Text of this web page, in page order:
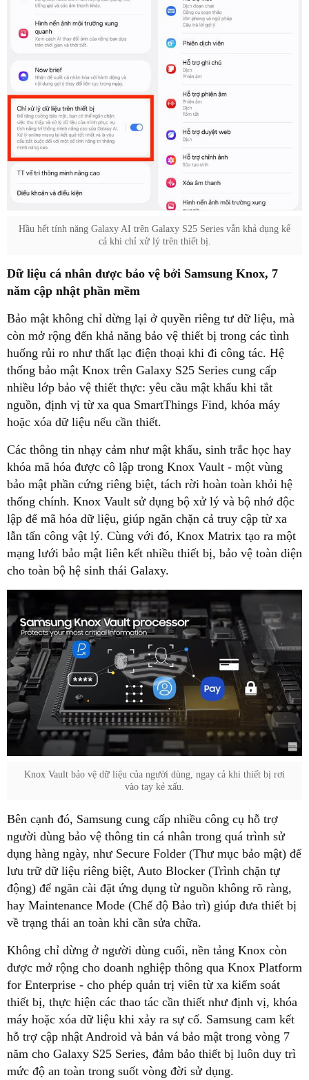
Hầu hết tính năng Galaxy AI trên Galaxy S25 Series vẫn khả dụng kể
cả khi chỉ xử lý trên thiết bị.
Dữ liệu cá nhân được bảo vệ bởi Samsung Knox, 7
năm cập nhật phần mềm
Bảo mật không chỉ dừng lại ở quyền riêng tư dữ liệu, mà
còn mở rộng đến khả năng bảo vệ thiết bị trong các tình
huống rủi ro như thất lạc điện thoại khi đi công tác. Hệ
thống bảo mật Knox trên Galaxy S25 Series cung cấp
nhiều lớp bảo vệ thiết thực: yêu cầu mật khẩu khi tắt
nguồn, định vị từ xa qua SmartThings Find, khóa máy
hoặc xóa dữ liệu nếu cần thiết.
Các thông tin nhạy cảm như mật khẩu, sinh trắc học hay
khóa mã hóa được cô lập trong Knox Vault - một vùng
bảo mật phần cứng riêng biệt, tách rời hoàn toàn khỏi hệ
thống chính. Knox Vault sử dụng bộ xử lý và bộ nhớ độc
lập để mã hóa dữ liệu, giúp ngăn chặn cả truy cập từ xa
lẫn tấn công vật lý. Cùng với đó, Knox Matrix tạo ra một
mạng lưới bảo mật liên kết nhiều thiết bị, bảo vệ toàn diện
cho toàn bộ hệ sinh thái Galaxy.
Knox Vault bảo vệ dữ liệu của người dùng, ngay cả khi thiết bị rơi
vào tay kẻ xấu.
Bên cạnh đó, Samsung cung cấp nhiều công cụ hỗ trợ
người dùng bảo vệ thông tin cá nhân trong quá trình sử
dụng hàng ngày, như Secure Folder (Thư mục bảo mật) để
lưu trữ dữ liệu riêng biệt, Auto Blocker (Trình chặn tự
động) để ngăn cài đặt ứng dụng từ nguồn không rõ ràng,
hay Maintenance Mode (Chế độ Bảo trì) giúp đưa thiết bị
về trạng thái an toàn khi cần sửa chữa.
Không chỉ dừng ở người dùng cuối, nền tảng Knox còn
được mở rộng cho doanh nghiệp thông qua Knox Platform
for Enterprise - cho phép quản trị viên từ xa kiểm soát
thiết bị, thực hiện các thao tác cần thiết như định vị, khóa
máy hoặc xóa dữ liệu khi xảy ra sự cố. Samsung cam kết
hỗ trợ cập nhật Android và bản vá bảo mật trong vòng 7
năm cho Galaxy S25 Series, đảm bảo thiết bị luôn duy trì
mức độ an toàn trong suốt vòng đời sử dụng.